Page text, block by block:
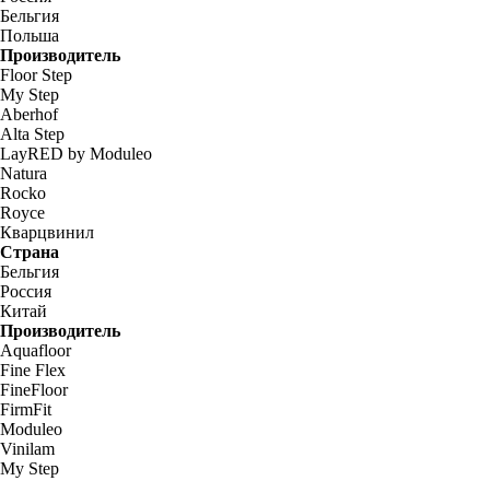
Бельгия
Польша
Производитель
Floor Step
My Step
Aberhof
Alta Step
LayRED by Moduleo
Natura
Rocko
Royce
Кварцвинил
Страна
Бельгия
Россия
Китай
Производитель
Aquafloor
Fine Flex
FineFloor
FirmFit
Moduleo
Vinilam
My Step